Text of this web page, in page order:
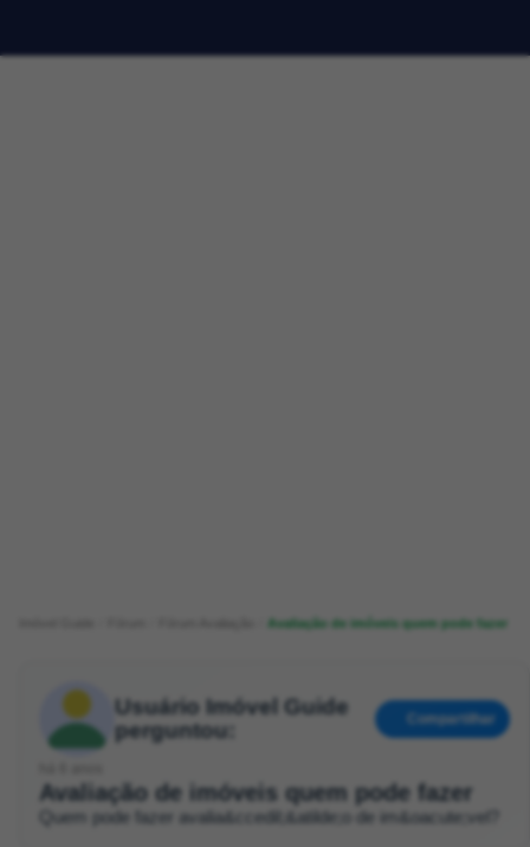
Avaliação de imóveis quem pode fazer
Usuário Imóvel Guide
perguntou:
Compartilhar
Avaliação de imóveis quem pode fazer
Quem pode fazer avalia&ccedil;&atilde;o de im&oacute;vel?